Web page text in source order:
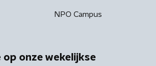
NPO Campus
op onze wekelijkse